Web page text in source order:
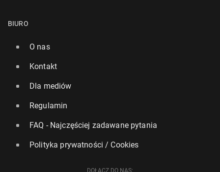
BIURO
O nas
Kontakt
Dla mediów
Regulamin
FAQ - Najczęściej zadawane pytania
Polityka prywatności / Cookies
DOŁĄCZ DO NAS: